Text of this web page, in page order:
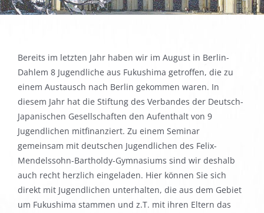
Bereits im letzten Jahr haben wir im August in Berlin-
Dahlem 8 Jugendliche aus Fukushima getroffen, die zu
einem Austausch nach Berlin gekommen waren. In
diesem Jahr hat die Stiftung des Verbandes der Deutsch-
Japanischen Gesellschaften den Aufenthalt von 9
Jugendlichen mitfinanziert. Zu einem Seminar
gemeinsam mit deutschen Jugendlichen des Felix-
Mendelssohn-Bartholdy-Gymnasiums sind wir deshalb
auch recht herzlich eingeladen. Hier können Sie sich
direkt mit Jugendlichen unterhalten, die aus dem Gebiet
um Fukushima stammen und z.T. mit ihren Eltern das